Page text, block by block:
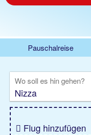
Pauschalreise
Rundreise
Gruppenreise
Wo soll es hin gehen?
Flug hinzufügen